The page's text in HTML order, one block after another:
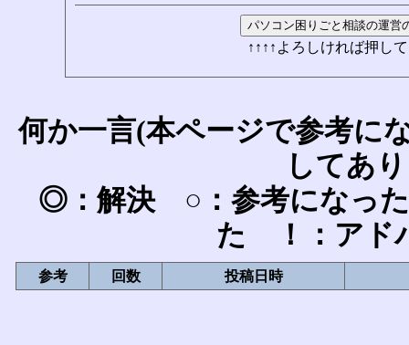
↑↑↑↑よろしければ押し
何か一言(本ページで参考に
してあ
◎：解決 ○：参考になっ
た ！：アド
参考 回数 投稿日時